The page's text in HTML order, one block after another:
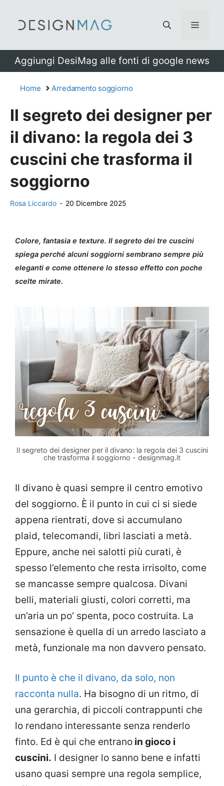
Menu
Aggiungi DesiMag alle fonti di google news
Home Arredamento soggiorno
Il segreto dei designer per
il divano: la regola dei 3
cuscini che trasforma il
soggiorno
Rosa Liccardo - 20 Dicembre 2025
Colore, fantasia e texture. Il segreto dei tre cuscini
spiega perché alcuni soggiorni sembrano sempre più
eleganti e come ottenere lo stesso effetto con poche
scelte mirate.
Il segreto dei designer per il divano: la regola dei 3 cuscini
che trasforma il soggiorno - designmag.it
Il divano è quasi sempre il centro emotivo
del soggiorno. È il punto in cui ci si siede
appena rientrati, dove si accumulano
plaid, telecomandi, libri lasciati a metà.
Eppure, anche nei salotti più curati, è
spesso l’elemento che resta irrisolto, come
se mancasse sempre qualcosa. Divani
belli, materiali giusti, colori corretti, ma
un’aria un po’ spenta, poco costruita. La
sensazione è quella di un arredo lasciato a
metà, funzionale ma non davvero pensato.
Il punto è che il divano, da solo, non
racconta nulla. Ha bisogno di un ritmo, di
una gerarchia, di piccoli contrappunti che
lo rendano interessante senza renderlo
finto. Ed è qui che entrano in gioco i
cuscini. I designer lo sanno bene e infatti
usano quasi sempre una regola semplice,